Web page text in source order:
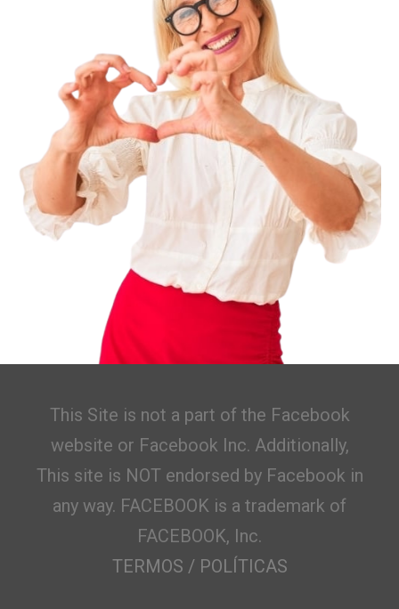
This Site is not a part of the Facebook
website or Facebook Inc. Additionally,
This site is NOT endorsed by Facebook in
any way. FACEBOOK is a trademark of
FACEBOOK, Inc.
TERMOS / POLÍTICAS